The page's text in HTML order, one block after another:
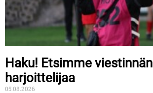
Haku! Etsimme viestinnän
harjoittelijaa
05.08.2026